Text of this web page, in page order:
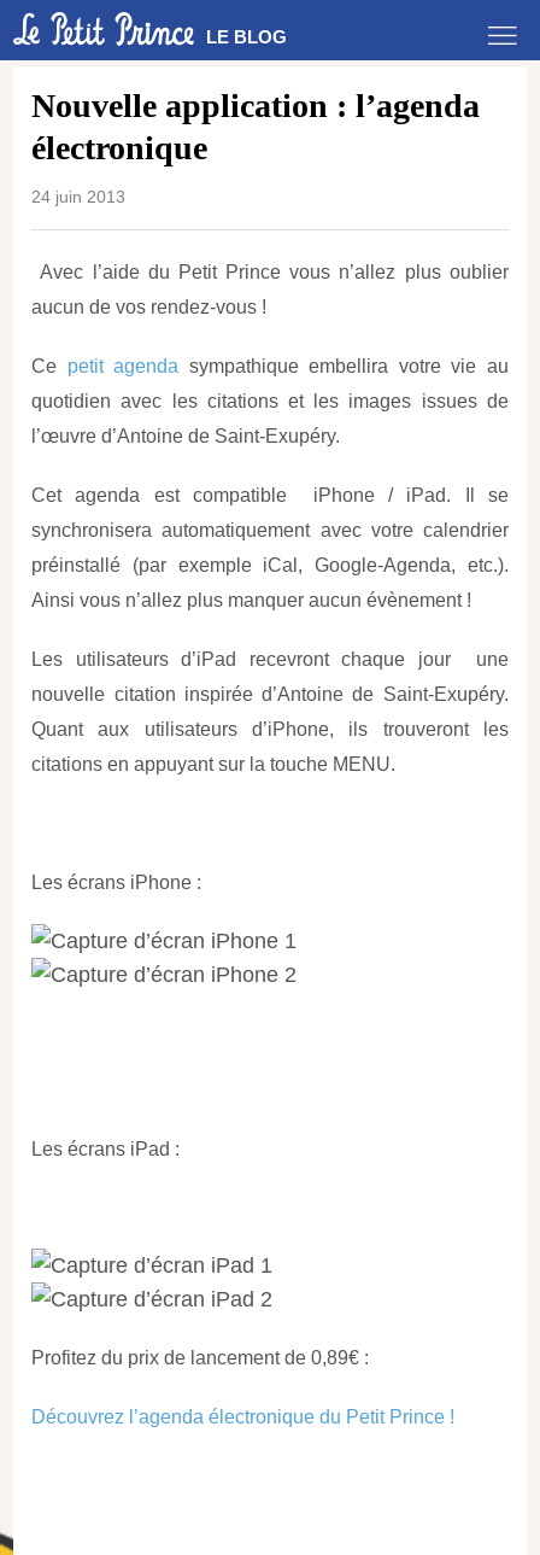
LE BLOG
Nouvelle application : l’agenda
électronique
24 juin 2013
Avec l’aide du Petit Prince vous n’allez plus oublier
aucun de vos rendez-vous !
Ce petit agenda sympathique embellira votre vie au
quotidien avec les citations et les images issues de
l’œuvre d’Antoine de Saint-Exupéry.
Cet agenda est compatible iPhone / iPad. Il se
synchronisera automatiquement avec votre calendrier
préinstallé (par exemple iCal, Google-Agenda, etc.).
Ainsi vous n’allez plus manquer aucun évènement !
Les utilisateurs d’iPad recevront chaque jour une
nouvelle citation inspirée d’Antoine de Saint-Exupéry.
Quant aux utilisateurs d’iPhone, ils trouveront les
citations en appuyant sur la touche MENU.
Les écrans iPhone :
Les écrans iPad :
Profitez du prix de lancement de 0,89€ :
Découvrez l’agenda électronique du Petit Prince !